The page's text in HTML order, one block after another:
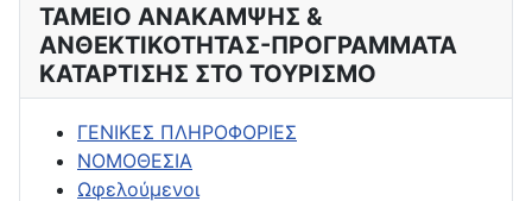
ΤΑΜΕΙΟ ΑΝΑΚΑΜΨΗΣ &
ΑΝΘΕΚΤΙΚΟΤΗΤΑΣ-ΠΡΟΓΡΑΜΜΑΤΑ
ΚΑΤΑΡΤΙΣΗΣ ΣΤΟ ΤΟΥΡΙΣΜΟ
ΓΕΝΙΚΕΣ ΠΛΗΡΟΦΟΡΙΕΣ
ΝΟΜΟΘΕΣΙΑ
Ωφελούμενοι